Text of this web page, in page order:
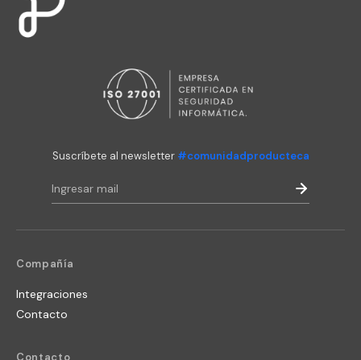
Suscríbete al newsletter #comunidadproducteca
Compañía
Integraciones
Contacto
Contacto